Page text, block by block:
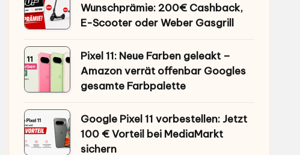
Wunschprämie: 200€ Cashback,
E-Scooter oder Weber Gasgrill
Pixel 11: Neue Farben geleakt –
Amazon verrät offenbar Googles
gesamte Farbpalette
Google Pixel 11 vorbestellen: Jetzt
100 € Vorteil bei MediaMarkt
sichern